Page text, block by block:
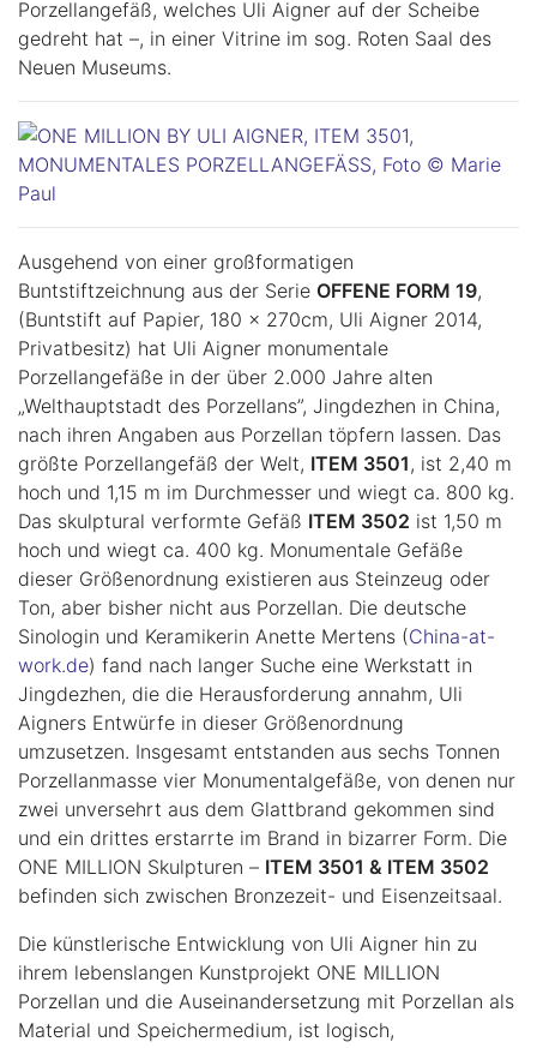
Porzellangefäß, welches Uli Aigner auf der Scheibe
gedreht hat –, in einer Vitrine im sog. Roten Saal des
Neuen Museums.
Ausgehend von einer großformatigen
Buntstiftzeichnung aus der Serie OFFENE FORM 19,
(Buntstift auf Papier, 180 x 270cm, Uli Aigner 2014,
Privatbesitz) hat Uli Aigner monumentale
Porzellangefäße in der über 2.000 Jahre alten
„Welthauptstadt des Porzellans”, Jingdezhen in China,
nach ihren Angaben aus Porzellan töpfern lassen. Das
größte Porzellangefäß der Welt, ITEM 3501 , ist 2,40 m
hoch und 1,15 m im Durchmesser und wiegt ca. 800 kg.
Das skulptural verformte Gefäß ITEM 3502 ist 1,50 m
hoch und wiegt ca. 400 kg. Monumentale Gefäße
dieser Größenordnung existieren aus Steinzeug oder
Ton, aber bisher nicht aus Porzellan. Die deutsche
Sinologin und Keramikerin Anette Mertens (China-at-
work.de) fand nach langer Suche eine Werkstatt in
Jingdezhen, die die Herausforderung annahm, Uli
Aigners Entwürfe in dieser Größenordnung
umzusetzen. Insgesamt entstanden aus sechs Tonnen
Porzellanmasse vier Monumentalgefäße, von denen nur
zwei unversehrt aus dem Glattbrand gekommen sind
und ein drittes erstarrte im Brand in bizarrer Form. Die
ONE MILLION Skulpturen – ITEM 3501 & ITEM 3502
befinden sich zwischen Bronzezeit- und Eisenzeitsaal.
Die künstlerische Entwicklung von Uli Aigner hin zu
ihrem lebenslangen Kunstprojekt ONE MILLION
Porzellan und die Auseinandersetzung mit Porzellan als
Material und Speichermedium, ist logisch,